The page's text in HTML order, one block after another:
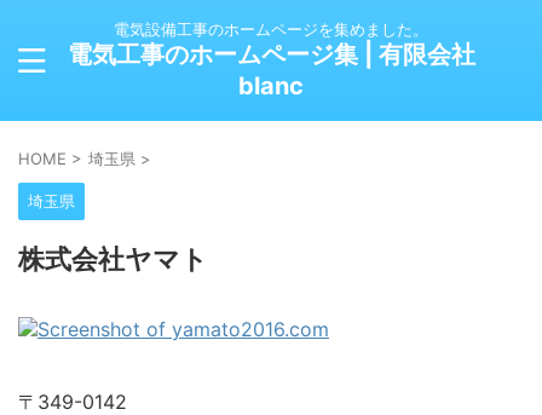
電気設備工事のホームページを集めました。
電気工事のホームページ集 | 有限会社
blanc
HOME > 埼玉県 >
埼玉県
株式会社ヤマト
〒349-0142